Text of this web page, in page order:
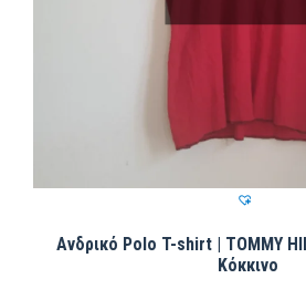
Ανδρικό Polo T-shirt | TOMMY
Κόκκινο